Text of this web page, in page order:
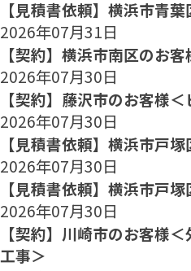
【見積書依頼】横浜市青
2026年07月31日
【契約】横浜市南区のお
2026年07月30日
【契約】藤沢市のお客様
2026年07月30日
【見積書依頼】横浜市戸
2026年07月30日
【見積書依頼】横浜市戸
2026年07月30日
【契約】川崎市のお客様
工事＞